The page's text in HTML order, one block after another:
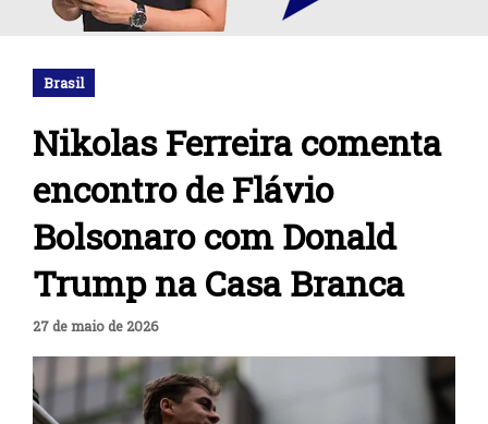
Brasil
Nikolas Ferreira comenta
encontro de Flávio
Bolsonaro com Donald
Trump na Casa Branca
27 de maio de 2026